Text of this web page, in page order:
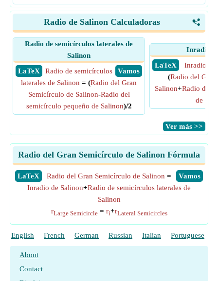
<
Radio de Salinon Calculadoras
Radio de semicírculos laterales de
Salinon
​ LaTeX
​ Vamos
Radio de semicírculos
laterales de Salinon = (Radio del Gran
Semicírculo de Salinon-Radio del
semicírculo pequeño de Salinon)/2
Inradio
​ LaTeX
Inradio de
(Radio del
Salinon+Radio del
de
​Ver más >>
Radio del Gran Semicírculo de Salinon Fórmula
​LaTeX ​Vamos
Radio del Gran Semicírculo de Salinon =
Inradio de Salinon+Radio de semicírculos laterales de
Salinon
rLarge Semicircle = ri+rLateral Semicircles
English French German Russian Italian Portuguese
About
Contact